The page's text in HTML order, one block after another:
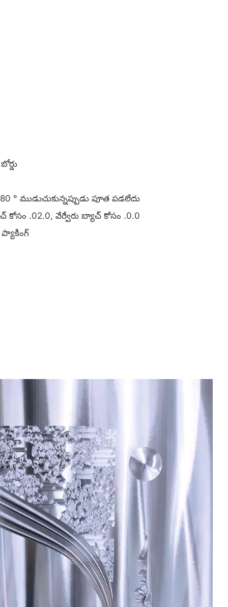
° ముడుచుకున్నప్పుడు పూత పడలేదు
కోసం .02.0, వేర్వేరు బ్యాచ్ కోసం .0.0